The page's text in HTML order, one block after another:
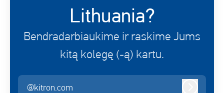
Lithuania?
Bendradarbiaukime ir raskime Jums
kitą kolegę (-ą) kartu.
@kitron.com